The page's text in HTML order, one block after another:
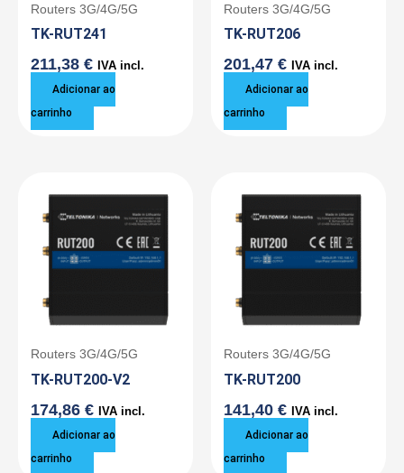
Routers 3G/4G/5G
TK-RUT241
211,38 € IVA incl.
Adicionar ao
carrinho
Routers 3G/4G/5G
TK-RUT206
201,47 € IVA incl.
Adicionar ao
carrinho
Routers 3G/4G/5G
TK-RUT200-V2
174,86 € IVA incl.
Adicionar ao
carrinho
Routers 3G/4G/5G
TK-RUT200
141,40 € IVA incl.
Adicionar ao
carrinho